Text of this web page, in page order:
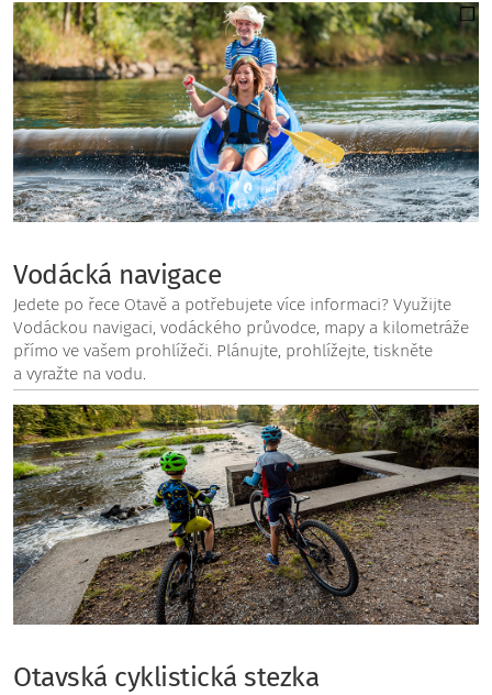
Vodácká navigace
Jedete po řece Otavě a potřebujete více informaci? Využijte
Vodáckou navigaci, vodáckého průvodce, mapy a kilometráže
přímo ve vašem prohlížeči. Plánujte, prohlížejte, tiskněte
a vyražte na vodu.
Otavská cyklistická stezka